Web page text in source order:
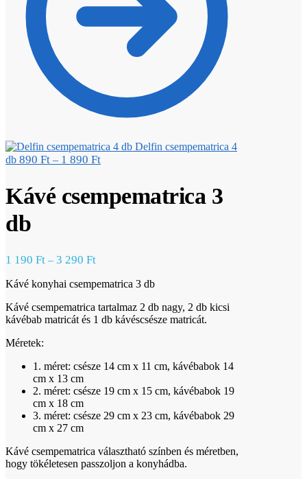
Delfin csempematrica 4
db 890 Ft – 1 890 Ft
Kávé csempematrica 3
db
1 190 Ft – 3 290 Ft
Kávé konyhai csempematrica 3 db
Kávé csempematrica tartalmaz 2 db nagy, 2 db kicsi
kávébab matricát és 1 db kávéscsésze matricát.
Méretek:
1. méret: csésze 14 cm x 11 cm, kávébabok 14
cm x 13 cm
2. méret: csésze 19 cm x 15 cm, kávébabok 19
cm x 18 cm
3. méret: csésze 29 cm x 23 cm, kávébabok 29
cm x 27 cm
Kávé csempematrica választható színben és méretben,
hogy tökéletesen passzoljon a konyhádba.